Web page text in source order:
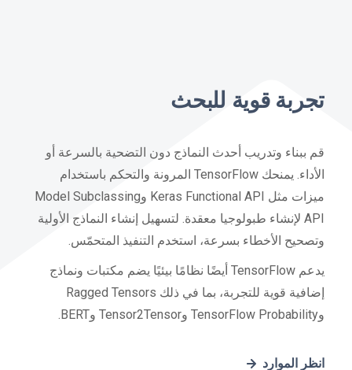
تجربة قوية للبحث
قم ببناء وتدريب أحدث النماذج دون التضحية بالسرعة أو
الأداء. يمنحك TensorFlow المرونة والتحكم باستخدام
ميزات مثل Keras Functional API وModel Subclassing
API لإنشاء طبولوجيا معقدة. لتسهيل إنشاء النماذج الأولية
وتصحيح الأخطاء بسرعة، استخدم التنفيذ المتحمّس.
يدعم TensorFlow أيضًا نظامًا بيئيًا يضم مكتبات ونماذج
إضافية قوية للتجربة، بما في ذلك Ragged Tensors
وTensorFlow Probability وTensor2Tensor وBERT.
انظر الموارد